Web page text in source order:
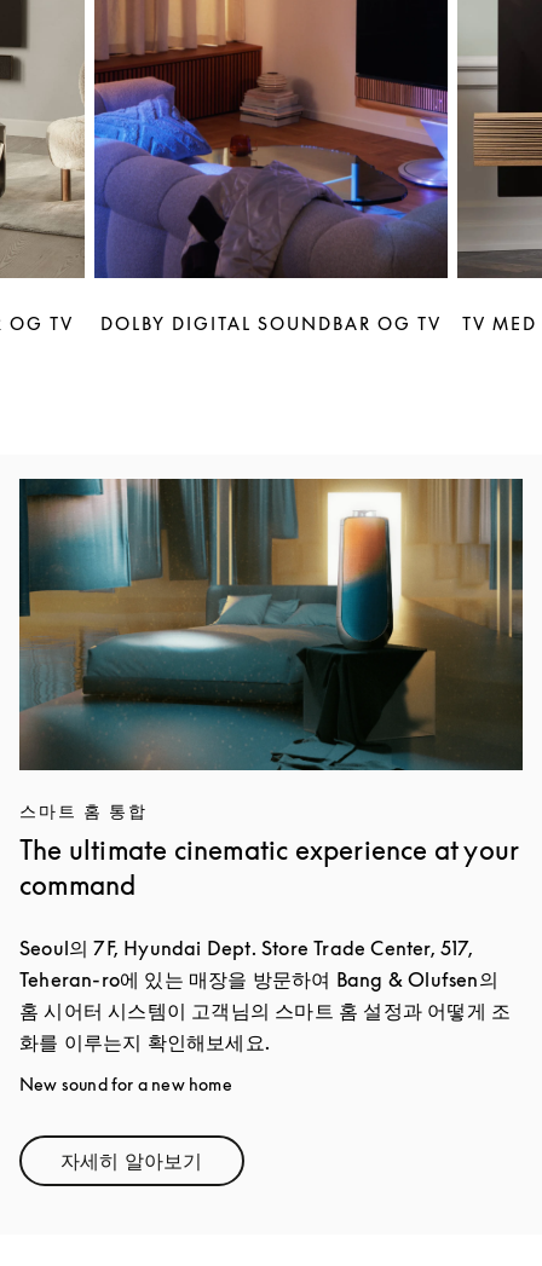
OG TV DOLBY DIGITAL SOUNDBAR OG TV TV MED
Event-billede
스마트 홈 통합
The ultimate cinematic experience at your
command
Seoul의 7F, Hyundai Dept. Store Trade Center, 517,
Teheran-ro에 있는 매장을 방문하여 Bang & Olufsen의
홈 시어터 시스템이 고객님의 스마트 홈 설정과 어떻게 조
화를 이루는지 확인해보세요.
New sound for a new home
자세히 알아보기Link Opens in New Tab